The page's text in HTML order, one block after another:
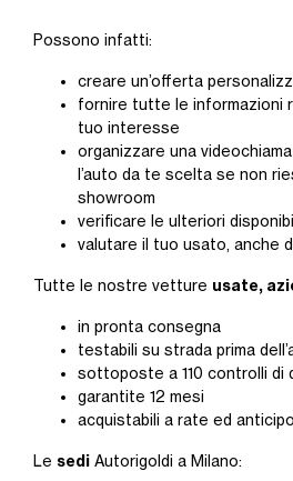
Possono infatti:
creare un’offerta
fornire tutte le informazioni
tuo interesse
organizzare una
l’auto da te scelta se non
showroom
verificare le ulteriori
valutare il tuo usato, anche
Tutte le nostre vetture usate,
in pronta consegna
testabili su strada prima
sottoposte a 110 controlli di
garantite 12 mesi
acquistabili a rate ed
Le sedi Autorigoldi a Milano: